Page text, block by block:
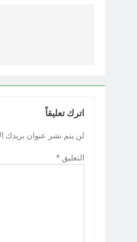
اترك تعليقاً
لن يتم نشر عنوان بريدك
التعليق *